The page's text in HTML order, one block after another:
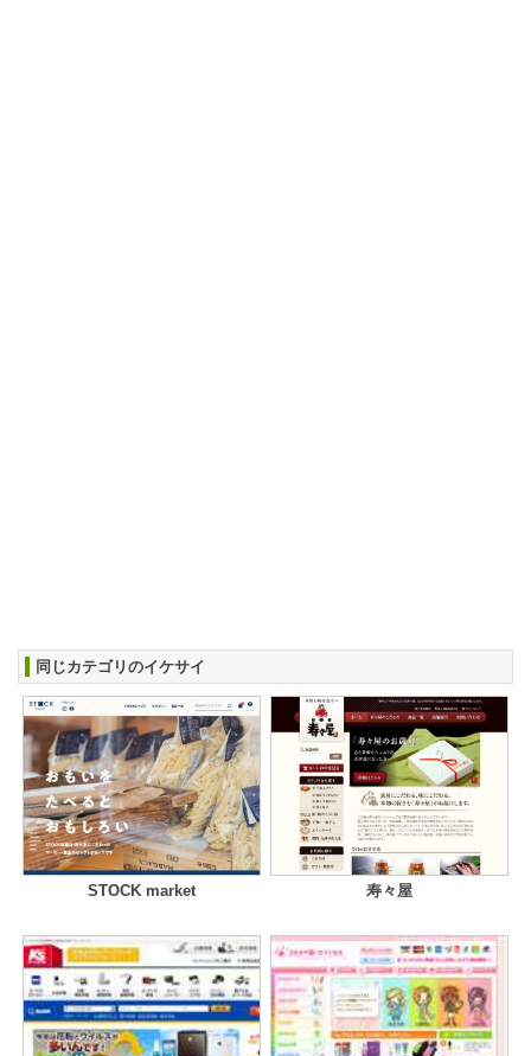
同じカテゴリのイケサイ
STOCK market 寿々屋